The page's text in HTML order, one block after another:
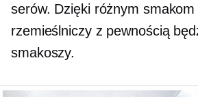
serów. Dzięki różnym
rzemieślniczy z pewnością
smakoszy.